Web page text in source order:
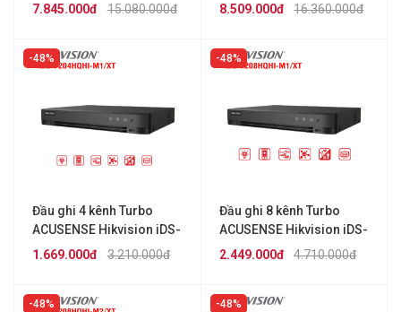
15.080.000đ
7.845.000đ 16.360.000đ
8.509.000đ
48%
Đầu ghi 4 kênh Turbo
ACUSENSE Hikvision iDS-
7204HQHI-M1/XT3.210.000đ
1.669.000đ
48%
Đầu ghi 8 kênh Turbo
ACUSENSE Hikvision iDS-
7208HQHI-M1/XT4.710.000đ
2.449.000đ
48% 48%